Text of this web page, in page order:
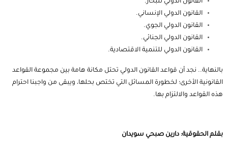
القانون الدولي للبحار.
القانون الدولي الإنساني.
القانون الدولي الجوي.
القانون الدولي الجنائي.
القانون الدولي للتنمية الاقتصادية.
بالنهاية.. نجد أن قواعد القانون الدولي تحتل مكانة هامة بين مجموعة القواعد
القانونية الأخرى؛ لخطورة المسائل التي تختص بحلها، ويبقى من واجبنا احترام
هذه القواعد والالتزام بها.
بقلم الحقوقية: دارين صبحي سويدان